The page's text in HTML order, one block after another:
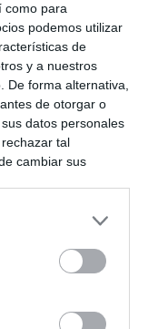
como para
podemos utilizar
de
y a nuestros
forma alternativa,
de otorgar o
datos personales
tal
cambiar sus